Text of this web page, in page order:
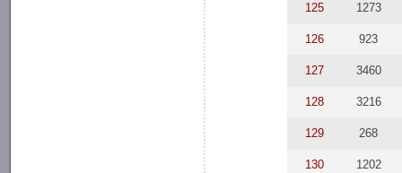
125 1273
126 923
127 3460
128 3216
129 268
130 1202